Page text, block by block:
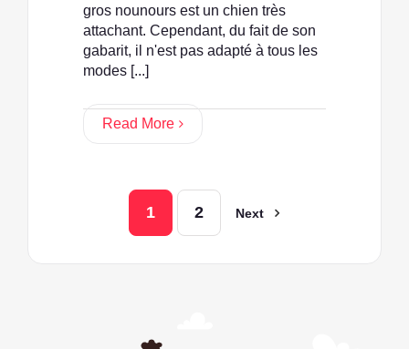
gros nounours est un chien très
attachant. Cependant, du fait de son
gabarit, il n'est pas adapté à tous les
modes [...]
Read More
1 2 Next